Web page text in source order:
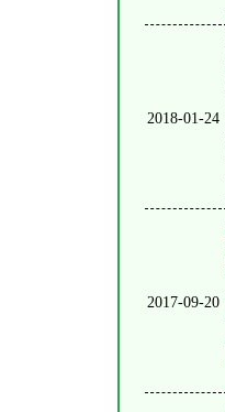
2018-01-24
2017-09-20